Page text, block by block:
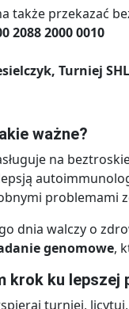
także przekazać
2088 2000 0010
Turniej
ważne?
na
problemami
dnia walczy o
genomowe,
krok ku lepszej
turniej,